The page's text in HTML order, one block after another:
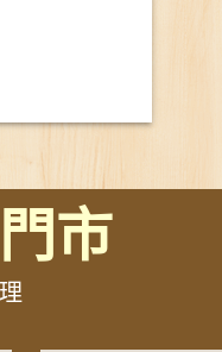
市